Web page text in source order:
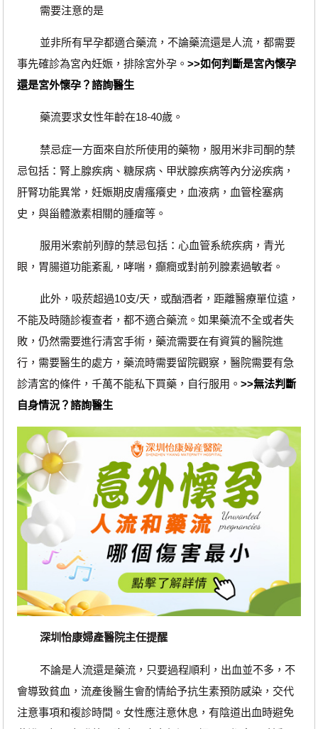
需要注意的是
並非所有早孕都適合藥流，不論藥流還是人流，都需要
事先確診為宮內妊娠，排除宮外孕。 >>如何判斷是宮內懷孕
還是宮外懷孕？諮詢醫生
藥流要求女性年齡在18-40歲。
禁忌症一方面來自於所使用的藥物，服用米非司酮的禁
忌包括：腎上腺疾病、糖尿病、甲狀腺疾病等內分泌疾病，
肝腎功能異常，妊娠期皮膚瘙癢史，血液病，血管栓塞病
史，與甾體激素相關的腫瘤等。
服用米索前列醇的禁忌包括：心血管系統疾病，青光
眼，胃腸道功能紊亂，哮喘，癲癇或對前列腺素過敏者。
此外，吸菸超過10支/天，或酗酒者，距離醫療單位遠，
不能及時隨診複查者，都不適合藥流。如果藥流不全或者失
敗，仍然需要進行清宮手術，藥流需要在有資質的醫院進
行，需要醫生的處方，藥流時需要留院觀察，醫院需要有急
診清宮的條件，千萬不能私下買藥，自行服用。 >>無法判斷
自身情況？諮詢醫生
深圳怡康婦產醫院主任提醒
不論是人流還是藥流，只要過程順利，出血並不多，不
會導致貧血，流產後醫生會酌情給予抗生素預防感染，交代
注意事項和複診時間。女性應注意休息，有陰道出血時避免